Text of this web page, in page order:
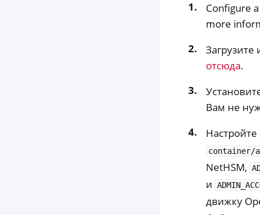
Configure
more
отсюда.
Вам не
container/
NetHSM,
и
движку